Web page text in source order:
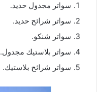
سواتر مجدول حديد.
سواتر شرائح حديد.
سواتر شنكو.
سواتر بلاستيك مجدول.
سواتر شرائح بلاستيك.